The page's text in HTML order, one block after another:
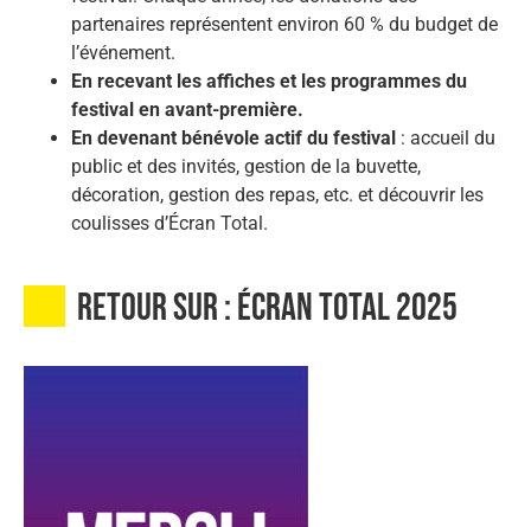
partenaires représentent environ 60 % du budget de
l’événement.
En recevant les affiches et les programmes du
festival en avant-première.
En devenant bénévole actif du festival : accueil du
public et des invités, gestion de la buvette,
décoration, gestion des repas, etc. et découvrir les
coulisses d’Écran Total.
retour sur : ÉCRAN TOTAL 2025